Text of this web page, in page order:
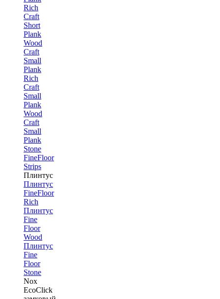
Rich
Craft
Short
Plank
Wood
Craft
Small
Plank
Rich
Craft
Small
Plank
Wood
Craft
Small
Plank
Stone
FineFloor
Strips
Плинтус
Плинтус
FineFloor
Rich
Плинтус
Fine
Floor
Wood
Плинтус
Fine
Floor
Stone
Nox
EcoClick